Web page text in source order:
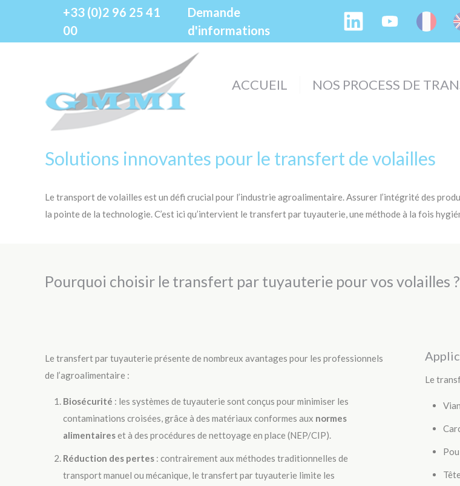
+33 (0)2 96 25 41
00
Demande
d'informations
ACCUEIL NOS PROCESS DE
Solutions innovantes pour le transfert de volailles
Le transport de volailles est un défi crucial pour l’industrie agroalimentaire. Assurer l’intégrité des
la pointe de la technologie. C’est ici qu’intervient le transfert par tuyauterie, une méthode à la fois
Pourquoi choisir le transfert par tuyauterie pour vos volailles ?
Le transfert par tuyauterie présente de nombreux avantages pour les professionnels
de l’agroalimentaire :
Biosécurité : les systèmes de tuyauterie sont conçus pour minimiser les
contaminations croisées, grâce à des matériaux conformes aux normes
alimentaireset à des procédures de nettoyage en place (NEP/CIP).
Réduction des pertes : contrairement aux méthodes traditionnelles de
transport manuel ou mécanique, le transfert par tuyauterie limite les
Le
Panneau de gestion des cookies